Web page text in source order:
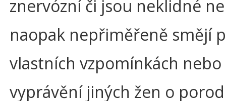
znervózní či jsou neklidné
naopak nepřiměřeně smějí
vlastních vzpomínkách
vyprávění jiných žen o